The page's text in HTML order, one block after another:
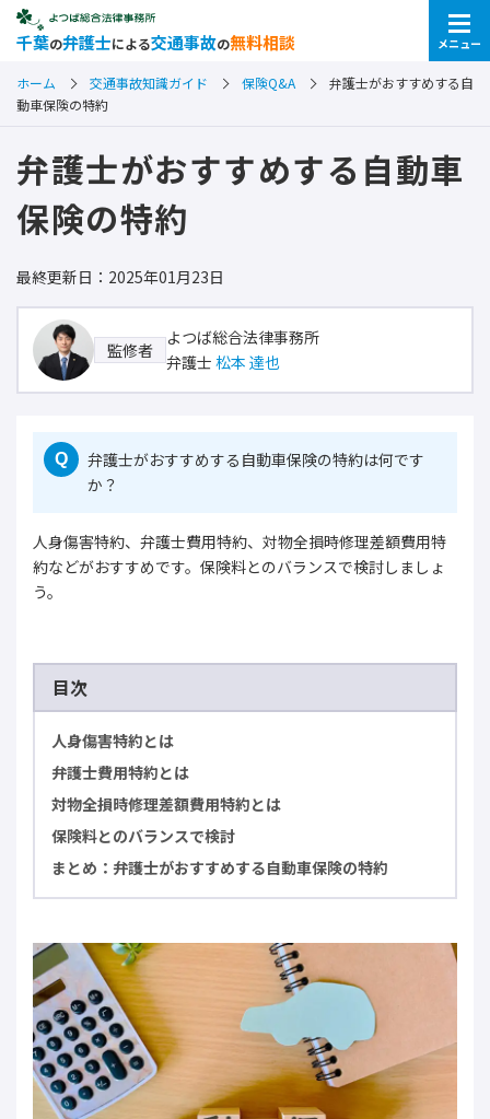
千葉の弁護士による交通事故の無料相談 メニュー
ホーム 交通事故知識ガイド 保険Q&A
弁護士がおすすめする自
動車保険の特約
弁護士がおすすめする自動車
保険の特約
最終更新日：2025年01月23日
監修者
よつば総合法律事務所
弁護士 松本 達也
Q
弁護士がおすすめする自動車保険の特約は何です
か？
人身傷害特約、弁護士費用特約、対物全損時修理差額費用特
約などがおすすめです。保険料とのバランスで検討しましょ
う。
目次
人身傷害特約とは
弁護士費用特約とは
対物全損時修理差額費用特約とは
保険料とのバランスで検討
まとめ：弁護士がおすすめする自動車保険の特約